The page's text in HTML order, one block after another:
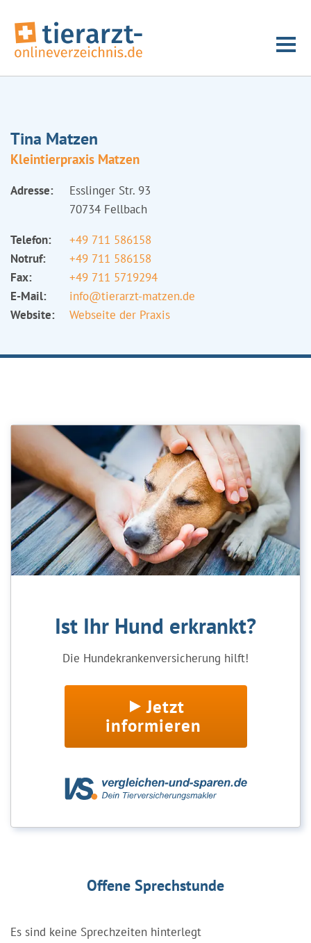
Tina Matzen
Kleintierpraxis Matzen
Adresse:
Esslinger Str. 93
70734 Fellbach
Telefon:
+49 711 586158
Notruf:
+49 711 586158
Fax:
+49 711 5719294
E-Mail:
info@tierarzt-matzen.de
Website:
Webseite der Praxis
Ist Ihr Hund erkrankt?
Die Hundekrankenversicherung hilft!
Jetzt
informieren
Offene Sprechstunde
Es sind keine Sprechzeiten hinterlegt